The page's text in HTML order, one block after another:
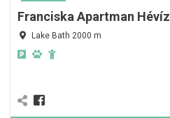
Franciska Apartman Hévíz
Lake Bath 2000 m